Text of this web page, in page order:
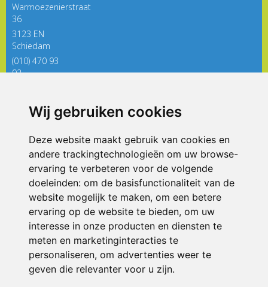
Wij gebruiken cookies
Deze website maakt gebruik van cookies en
andere trackingtechnologieën om uw browse-
ervaring te verbeteren voor de volgende
doeleinden: om de basisfunctionaliteit van de
website mogelijk te maken, om een betere
ervaring op de website te bieden, om uw
interesse in onze producten en diensten te
meten en marketinginteracties te
personaliseren, om advertenties weer te
geven die relevanter voor u zijn.
Warmoezenierstraat
36
3123 EN
Schiedam
(010) 470 93
92
ONDERDEEL VAN
© 2026 De Regenboog | Alle rechten voorbehouden
Privacy policy|Disclaimer| Klachtenregeling|RSIN en Anbi
voorkeuren